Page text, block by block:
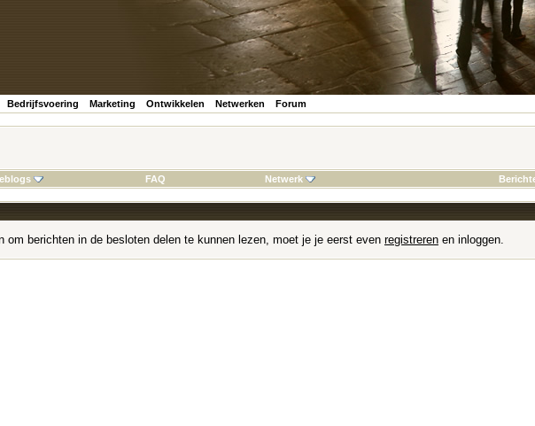
Bedrijfsvoering Marketing Ontwikkelen Netwerken Forum
FAQ Netwerk
berichten in de besloten delen te kunnen lezen, moet je je eerst even registreren en inloggen.